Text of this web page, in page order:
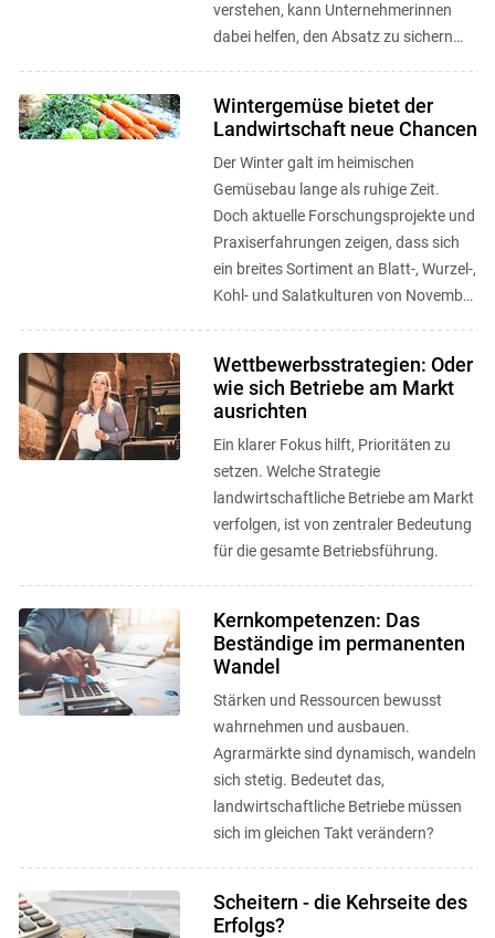
verstehen, kann Unternehmerinnen
dabei helfen, den Absatz zu sichern
Wintergemüse bietet der
Landwirtschaft neue Chancen
Der Winter galt im heimischen
Gemüsebau lange als ruhige Zeit.
Doch aktuelle Forschungsprojekte und
Praxiserfahrungen zeigen, dass sich
ein breites Sortiment an Blatt-, Wurzel-,
Kohl- und Salatkulturen von November
Wettbewerbsstrategien: Oder
wie sich Betriebe am Markt
ausrichten
Ein klarer Fokus hilft, Prioritäten zu
setzen. Welche Strategie
landwirtschaftliche Betriebe am Markt
verfolgen, ist von zentraler Bedeutung
für die gesamte Betriebsführung.
Kernkompetenzen: Das
Beständige im permanenten
Wandel
Stärken und Ressourcen bewusst
wahrnehmen und ausbauen.
Agrarmärkte sind dynamisch, wandeln
sich stetig. Bedeutet das,
landwirtschaftliche Betriebe müssen
sich im gleichen Takt verändern?
Scheitern - die Kehrseite des
Erfolgs?